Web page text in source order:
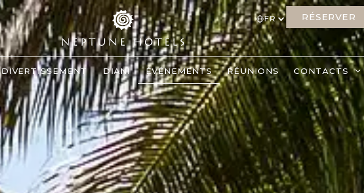
FR RÉSERVER
DIVERTISSEMENT DIANI ÉVÉNEMENTS RÉUNIONS CONTACTS